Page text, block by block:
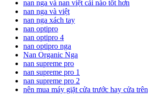
nan nga và nan việt cái nào tốt hơn
nan nga và việt
nan nga xách tay
nan optipro
nan optipro 4
nan optipro nga
Nan Organic Nga
nan supreme pro
nan supreme pro 1
nan supreme pro 2
nên mua máy giặt cửa trước hay cửa trên